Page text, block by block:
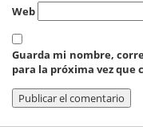
Web
Guarda mi nombre,
para la próxima vez que